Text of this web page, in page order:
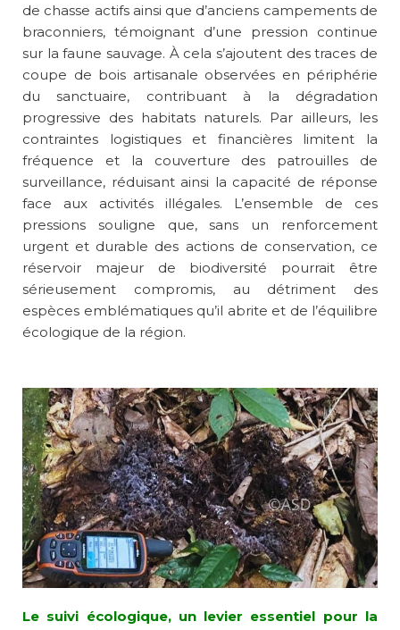
de chasse actifs ainsi que d’anciens campements de
braconniers, témoignant d’une pression continue
sur la faune sauvage. À cela s’ajoutent des traces de
coupe de bois artisanale observées en périphérie
du sanctuaire, contribuant à la dégradation
progressive des habitats naturels. Par ailleurs, les
contraintes logistiques et financières limitent la
fréquence et la couverture des patrouilles de
surveillance, réduisant ainsi la capacité de réponse
face aux activités illégales. L’ensemble de ces
pressions souligne que, sans un renforcement
urgent et durable des actions de conservation, ce
réservoir majeur de biodiversité pourrait être
sérieusement compromis, au détriment des
espèces emblématiques qu’il abrite et de l’équilibre
écologique de la région.
Le suivi écologique, un levier essentiel pour la